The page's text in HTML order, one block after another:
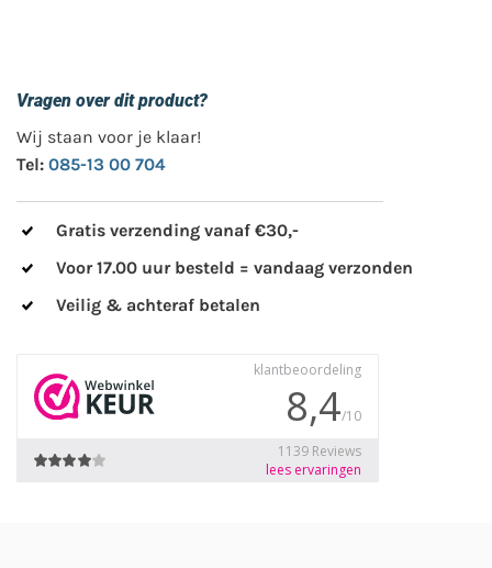
Vragen over dit product?
Wij staan voor je klaar!
Tel: 085-13 00 704
Gratis verzending vanaf €30,-
Voor 17.00 uur besteld = vandaag verzonden
Veilig & achteraf betalen